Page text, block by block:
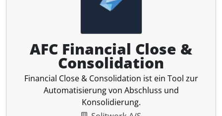
AFC Financial Close &
Consolidation
Financial Close & Consolidation ist ein Tool zur
Automatisierung von Abschluss und
Konsolidierung.